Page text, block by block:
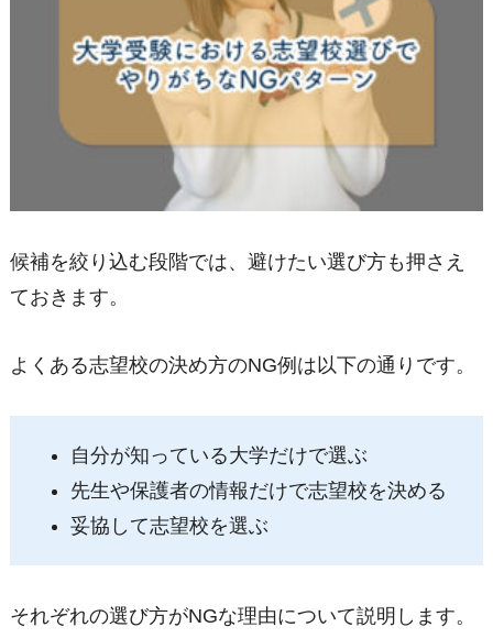
候補を絞り込む段階では、避けたい選び方も押さえ
ておきます。
よくある志望校の決め方のNG例は以下の通りです。
自分が知っている大学だけで選ぶ
先生や保護者の情報だけで志望校を決める
妥協して志望校を選ぶ
それぞれの選び方がNGな理由について説明します。